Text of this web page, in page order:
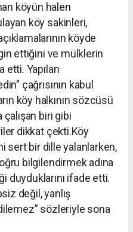
köyün halen
köy sakinleri,
köyde
ettiğini ve mülklerin
etti. Yapılan
çağrısının kabul
köy halkının sözcüsü
biri gibi
dikkat çekti.Köy
sert bir dille yalanlarken,
bilgilendirmek adına
duyduklarını ifade etti.
değil, yanlış
sözleriyle sona